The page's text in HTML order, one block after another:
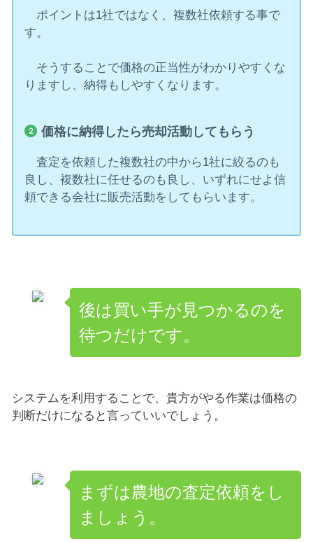
ポイントは1社ではなく、複数社依頼する事で
す。
そうすることで価格の正当性がわかりやすくな
りますし、納得もしやすくなります。
価格に納得したら売却活動してもらう
査定を依頼した複数社の中から1社に絞るのも
良し、複数社に任せるのも良し、いずれにせよ信
頼できる会社に販売活動をしてもらいます。
後は買い手が見つかるのを
待つだけです。
システムを利用することで、貴方がやる作業は価格の
判断だけになると言っていいでしょう。
まずは農地の査定依頼をし
ましょう。